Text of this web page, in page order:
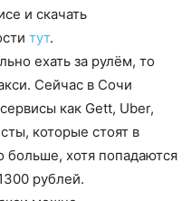
и скачать
тут.
ехать за рулём, то
Сейчас в Сочи
как Gett, Uber,
которые стоят в
больше, хотя попадаются
рублей.